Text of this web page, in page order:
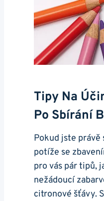
Tipy Na
Po Sbírání
Pokud jste
potíže se
pro vás pár tipů,
nežádoucí
citronové šťávy.